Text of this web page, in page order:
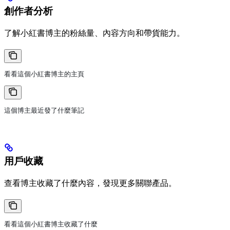
創作者分析
了解小紅書博主的粉絲量、內容方向和帶貨能力。
看看這個小紅書博主的主頁
這個博主最近發了什麼筆記
用戶收藏
查看博主收藏了什麼內容，發現更多關聯產品。
看看這個小紅書博主收藏了什麼